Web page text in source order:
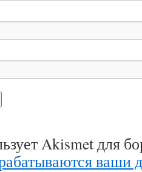
Akismet для
ваши